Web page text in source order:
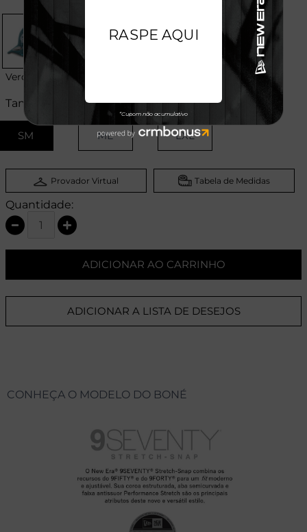
Verde
Tamanhos:
SM ML LXL
Provador Virtual Tabela de Medidas
Quantidade:
ADICIONAR AO CARRINHO
ADICIONAR A LISTA DE DESEJOS
CONHEÇA O MODELO DO BONÉ